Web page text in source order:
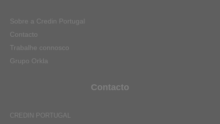
Sobre a Credin Portugal
Contacto
Trabalhe connosco
Grupo Orkla
Contacto
CREDIN PORTUGAL